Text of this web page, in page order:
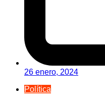
26 enero, 2024
Política